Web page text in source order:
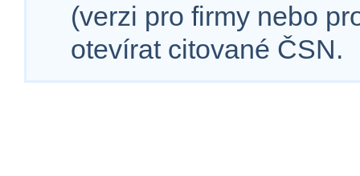
(verzi pro firmy nebo
otevírat citované ČSN.